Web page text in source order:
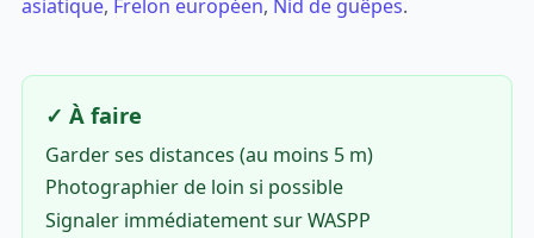
asiatique, Frelon européen, Nid de guêpes.
✓ À faire
Garder ses distances (au moins 5 m)
Photographier de loin si possible
Signaler immédiatement sur WASPP